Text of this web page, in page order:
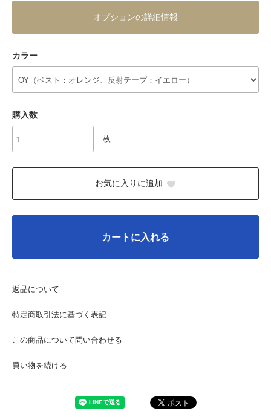
オプションの詳細情報
カラー
購入数
枚
お気に入りに追加
カートに入れる
返品について
特定商取引法に基づく表記
この商品について問い合わせる
買い物を続ける